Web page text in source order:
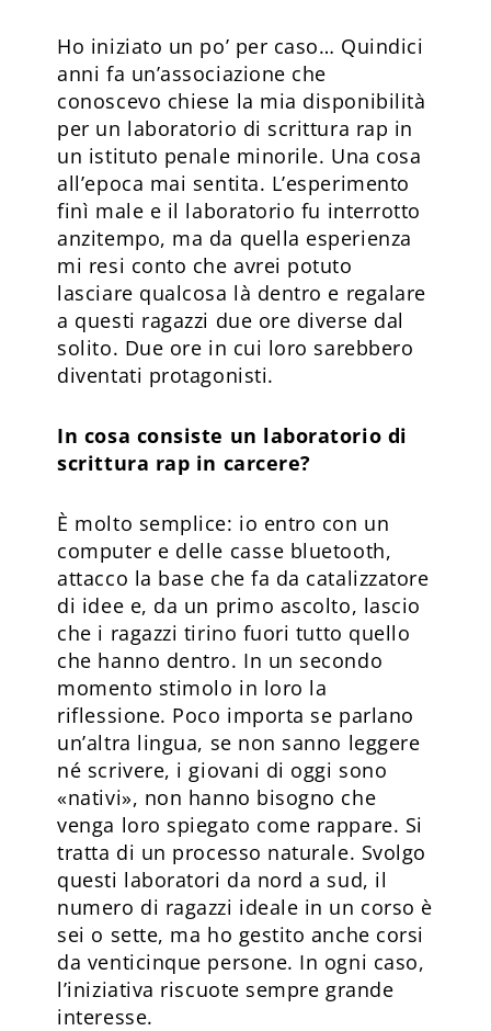
Ho iniziato un po’ per caso… Quindici
anni fa un’associazione che
conoscevo chiese la mia disponibilità
per un laboratorio di scrittura rap in
un istituto penale minorile. Una cosa
all’epoca mai sentita. L’esperimento
finì male e il laboratorio fu interrotto
anzitempo, ma da quella esperienza
mi resi conto che avrei potuto
lasciare qualcosa là dentro e regalare
a questi ragazzi due ore diverse dal
solito. Due ore in cui loro sarebbero
diventati protagonisti.
In cosa consiste un laboratorio di
scrittura rap in carcere?
È molto semplice: io entro con un
computer e delle casse bluetooth,
attacco la base che fa da catalizzatore
di idee e, da un primo ascolto, lascio
che i ragazzi tirino fuori tutto quello
che hanno dentro. In un secondo
momento stimolo in loro la
riflessione. Poco importa se parlano
un’altra lingua, se non sanno leggere
né scrivere, i giovani di oggi sono
«nativi», non hanno bisogno che
venga loro spiegato come rappare. Si
tratta di un processo naturale. Svolgo
questi laboratori da nord a sud, il
numero di ragazzi ideale in un corso è
sei o sette, ma ho gestito anche corsi
da venticinque persone. In ogni caso,
l’iniziativa riscuote sempre grande
interesse.